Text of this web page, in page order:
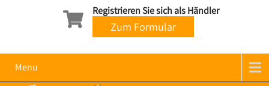
Registrieren Sie sich als Händler
Zum Formular
Menu